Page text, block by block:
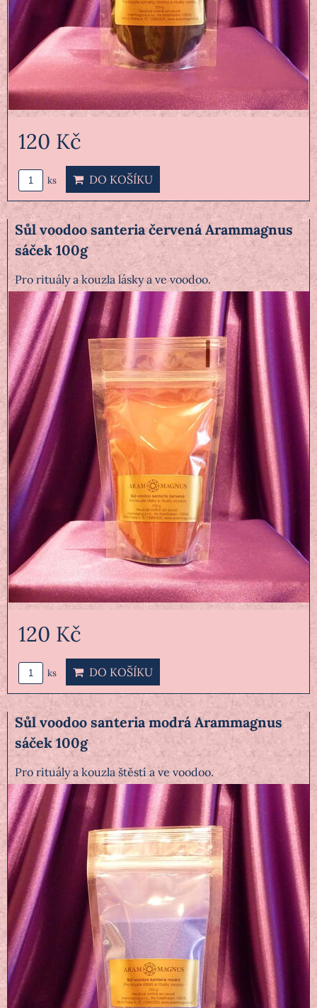
120 Kč
ks DO KOŠÍKU
Sůl voodoo santeria červená Arammagnus
sáček 100g
Pro rituály a kouzla lásky a ve voodoo.
120 Kč
ks DO KOŠÍKU
Sůl voodoo santeria modrá Arammagnus
sáček 100g
Pro rituály a kouzla štěstí a ve voodoo.